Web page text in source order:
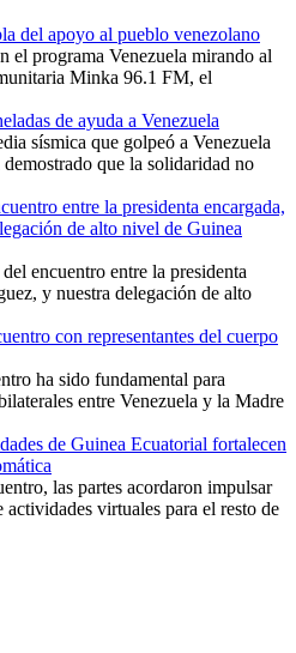
del apoyo al pueblo venezolano
el programa Venezuela mirando al
Minka 96.1 FM, el
de ayuda a Venezuela
sísmica que golpeó a Venezuela
que la solidaridad no
entre la presidenta encargada,
de alto nivel de Guinea
encuentro entre la presidenta
y nuestra delegación de alto
con representantes del cuerpo
ha sido fundamental para
entre Venezuela y la Madre
de Guinea Ecuatorial fortalecen
las partes acordaron impulsar
virtuales para el resto de